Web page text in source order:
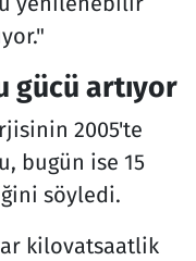
gücü artıyor
2005'te
bugün ise 15
söyledi.
kilovatsaatlik